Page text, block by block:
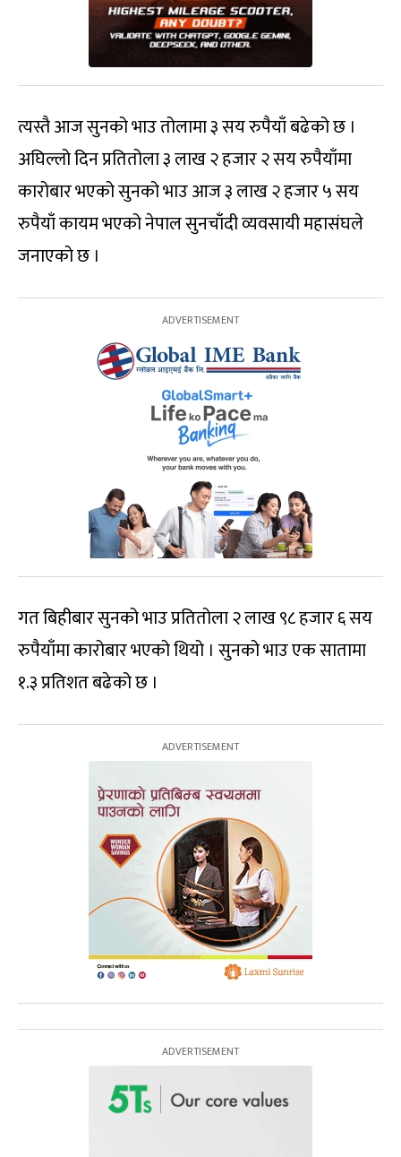
त्यस्तै आज सुनको भाउ तोलामा ३ सय रुपैयाँ बढेको छ ।
अघिल्लो दिन प्रतितोला ३ लाख २ हजार २ सय रुपैयाँमा
कारोबार भएको सुनको भाउ आज ३ लाख २ हजार ५ सय
रुपैयाँ कायम भएको नेपाल सुनचाँदी व्यवसायी महासंघले
जनाएको छ ।
गत बिहीबार सुनको भाउ प्रतितोला २ लाख ९८ हजार ६ सय
रुपैयाँमा कारोबार भएको थियो । सुनको भाउ एक सातामा
१.३ प्रतिशत बढेको छ ।